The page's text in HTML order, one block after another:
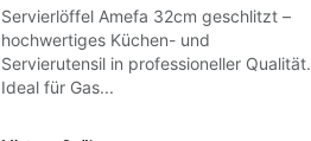
Servierlöffel Amefa 32cm geschlitzt –
hochwertiges Küchen- und
Servierutensil in professioneller Qualität.
Ideal für Gas...